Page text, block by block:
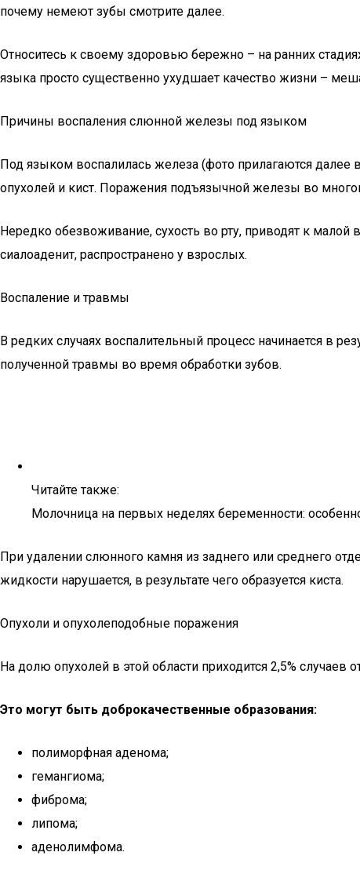
почему немеют зубы смотрите далее.
Относитесь к своему здоровью бережно – на ранних
языка просто существенно ухудшает качество жизни –
Причины воспаления слюнной железы под языком
Под языком воспалилась железа (фото прилагаются далее
опухолей и кист. Поражения подъязычной железы во
Нередко обезвоживание, сухость во рту, приводят к
сиалоаденит, распространено у взрослых.
Воспаление и травмы
В редких случаях воспалительный процесс начинается в
полученной травмы во время обработки зубов.
Читайте также:
Молочница на первых неделях беременности:
При удалении слюнного камня из заднего или среднего
жидкости нарушается, в результате чего образуется киста.
Опухоли и опухолеподобные поражения
На долю опухолей в этой области приходится 2,5%
Это могут быть доброкачественные образования:
полиморфная аденома;
гемангиома;
фиброма;
липома;
аденолимфома.